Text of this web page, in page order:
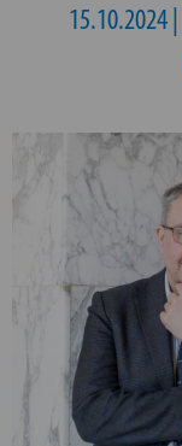
15.10.2024 |